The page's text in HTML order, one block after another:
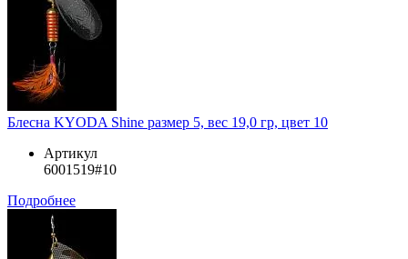
Блесна KYODA Shine размер 5, вес 19,0 гр, цвет 10
Артикул
6001519#10
Подробнее